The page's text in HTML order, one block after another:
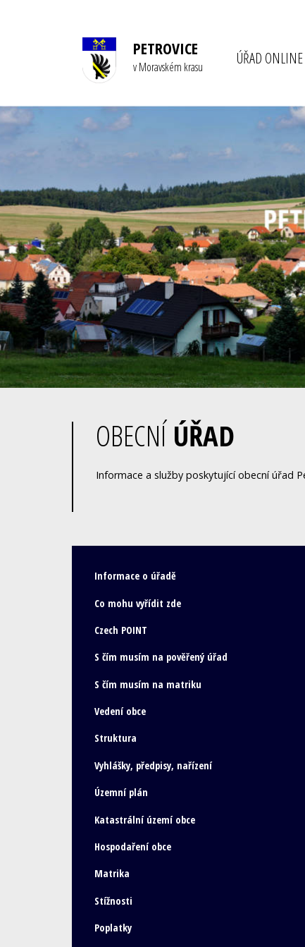
PETROVICE
v Moravském krasu ÚŘAD ONLINE
OBECNÍ ÚŘAD
Informace a služby poskytující obecní úřad
Informace o úřadě
Co mohu vyřídit zde
Czech POINT
S čím musím na pověřený úřad
S čím musím na matriku
Vedení obce
Struktura
Vyhlášky, předpisy, nařízení
Územní plán
Katastrální území obce
Hospodaření obce
Matrika
Stížnosti
Poplatky